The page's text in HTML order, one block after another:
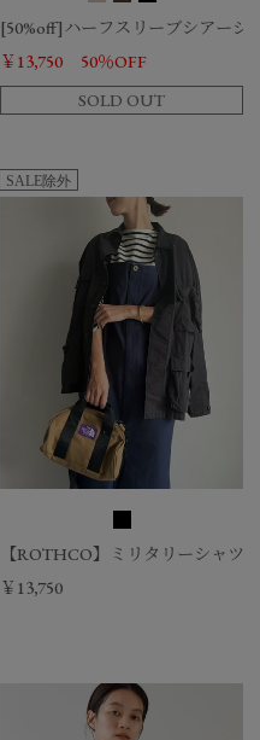
[50%off]ハーフスリーブシアージ
￥13,750
50％OFF
SOLD OUT
SALE除外
【ROTHCO】ミリタリーシャツ-
￥13,750